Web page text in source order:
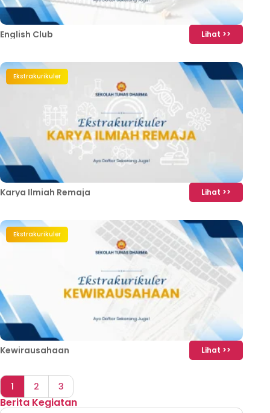
English Club Lihat >>
Ekstrakurikuler
Karya Ilmiah Remaja Lihat >>
Ekstrakurikuler
Kewirausahaan Lihat >>
1 2 3
Berita Kegiatan